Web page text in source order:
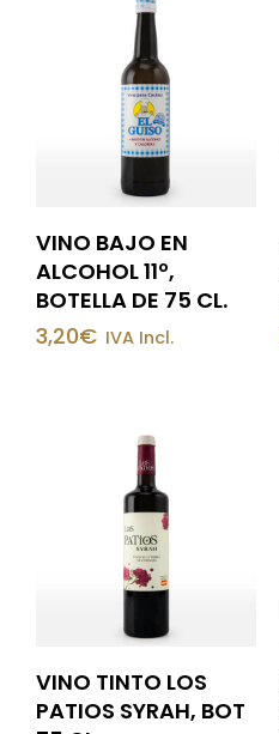
VINO BAJO EN
ALCOHOL 11º,
BOTELLA DE 75 CL.
3,20€ IVA Incl.
VINO TINTO LOS
PATIOS SYRAH, BOT